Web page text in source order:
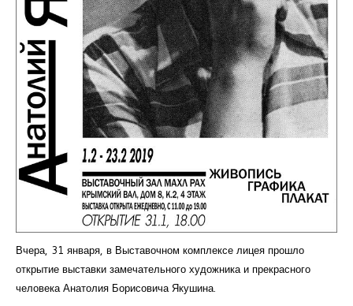
Вчера, 31 января, в Выставочном комплексе лицея прошло
открытие выставки замечательного художника и прекрасного
человека Анатолия Борисовича Якушина.